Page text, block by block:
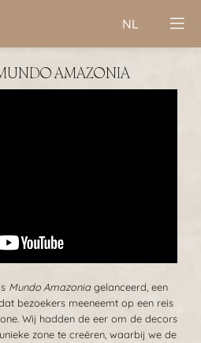
NL
AMAZONIA
Mundo Amazoniagelanceerd, een
bezoekers meeneemt op een reis
Wij hadden de eer om de decors
zone te creëren, waarbij we de